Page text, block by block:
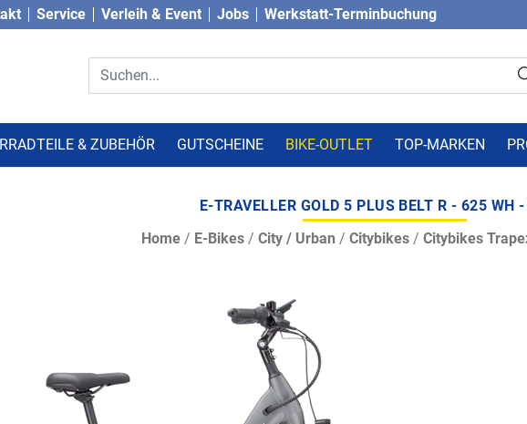
Service Verleih & Event Jobs Werkstatt-Terminbuchung
& ZUBEHÖR GUTSCHEINE BIKE-OUTLET TOP-MARKEN
E-TRAVELLER GOLD 5 PLUS BELT R - 625 WH
Home / E-Bikes / City / Urban / Citybikes / Citybikes